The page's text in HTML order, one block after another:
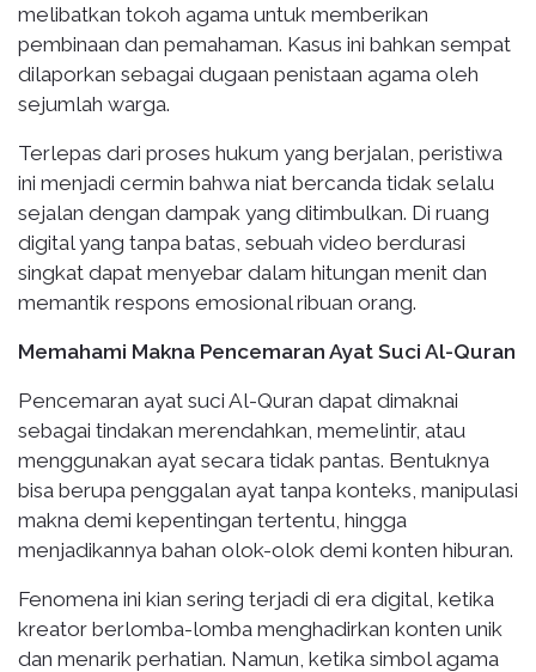
melibatkan tokoh agama untuk memberikan
pembinaan dan pemahaman. Kasus ini bahkan sempat
dilaporkan sebagai dugaan penistaan agama oleh
sejumlah warga.
Terlepas dari proses hukum yang berjalan, peristiwa
ini menjadi cermin bahwa niat bercanda tidak selalu
sejalan dengan dampak yang ditimbulkan. Di ruang
digital yang tanpa batas, sebuah video berdurasi
singkat dapat menyebar dalam hitungan menit dan
memantik respons emosional ribuan orang.
Memahami Makna Pencemaran Ayat Suci Al-Quran
Pencemaran ayat suci Al-Quran dapat dimaknai
sebagai tindakan merendahkan, memelintir, atau
menggunakan ayat secara tidak pantas. Bentuknya
bisa berupa penggalan ayat tanpa konteks, manipulasi
makna demi kepentingan tertentu, hingga
menjadikannya bahan olok-olok demi konten hiburan.
Fenomena ini kian sering terjadi di era digital, ketika
kreator berlomba-lomba menghadirkan konten unik
dan menarik perhatian. Namun, ketika simbol agama